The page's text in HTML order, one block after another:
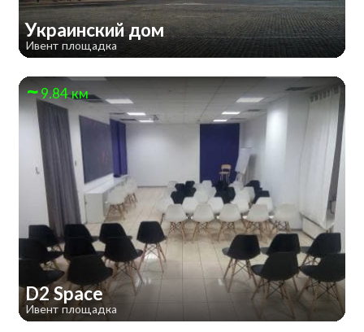
Украинский дом
Ивент площадка
9.84 км
D2 Space
Ивент площадка